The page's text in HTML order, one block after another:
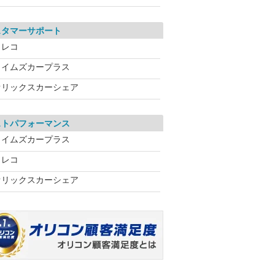
マーサポート
コ
ムズカープラス
ックスカーシェア
パフォーマンス
ムズカープラス
コ
ックスカーシェア